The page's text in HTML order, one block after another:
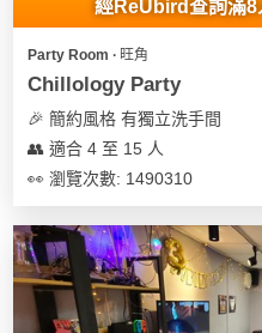
經ReUbird查詢滿8
Party Room ∙ 旺角
Chillology Party
🎉 簡約風格 有獨立洗手間
👥 適合 4 至 15 人
👀 瀏覽次數: 1490310